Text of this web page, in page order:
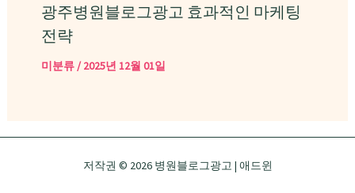
광주병원블로그광고 효과적인 마케팅
전략
미분류/2025년 12월 01일
저작권 © 2026 병원블로그광고 | 애드윈